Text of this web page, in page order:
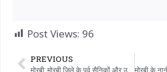
Post Views: 96
PREVIOUS